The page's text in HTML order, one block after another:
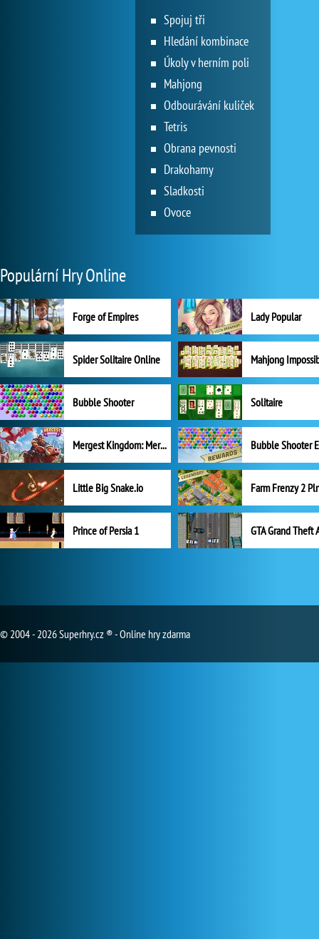
Spojuj tři
Hledání kombinace
Úkoly v herním poli
Mahjong
Odbourávání kuliček
Tetris
Obrana pevnosti
Drakohamy
Sladkosti
Ovoce
Populární Hry Online
Forge of Empires Lady Popular
Spider Solitaire Online Mahjong
Bubble Shooter Solitaire
Mergest Kingdom: Merge Puzzle
Little Big Snake.io
Prince of Persia 1 GTA Grand Theft
© 2004 - 2026 Superhry.cz ® - Online hry zdarma